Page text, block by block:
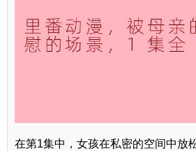
在第1集中，女孩在私密的空间中放